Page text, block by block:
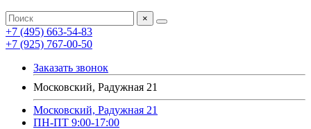
×
+7 (495) 663-54-83
+7 (925) 767-00-50
Заказать звонок
Московский, Радужная 21
Московский, Радужная 21
ПН-ПТ 9:00-17:00